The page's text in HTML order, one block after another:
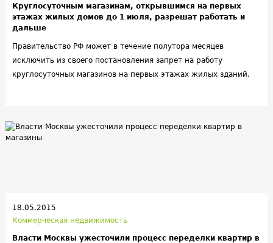
Круглосуточным магазинам, открывшимся на первых
этажах жилых домов до 1 июля, разрешат работать и
дальше
Правительство РФ может в течение полутора месяцев
исключить из своего постановления запрет на работу
круглосуточных магазинов на первых этажах жилых зданий.
18.05.2015
Коммерческая недвижимость
Власти Москвы ужесточили процесс переделки квартир в